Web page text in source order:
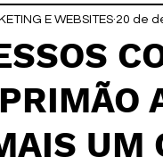
Feminino
Taubaté
UM
E WEBSITES 20 de